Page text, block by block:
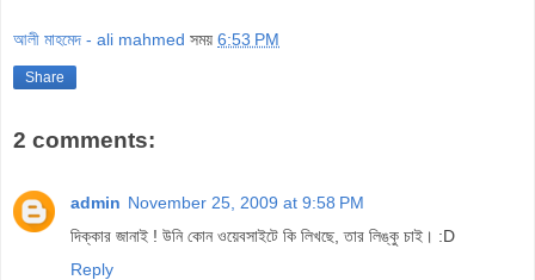
আলী মাহমেদ - ali mahmed সময় 6:53 PM
Share
2 comments:
admin November 25, 2009 at 9:58 PM
দিক্কার জানাই ! উনি কোন ওয়েবসাইটে কি লিখছে, তার লিঙ্কু চাই। :D
Reply